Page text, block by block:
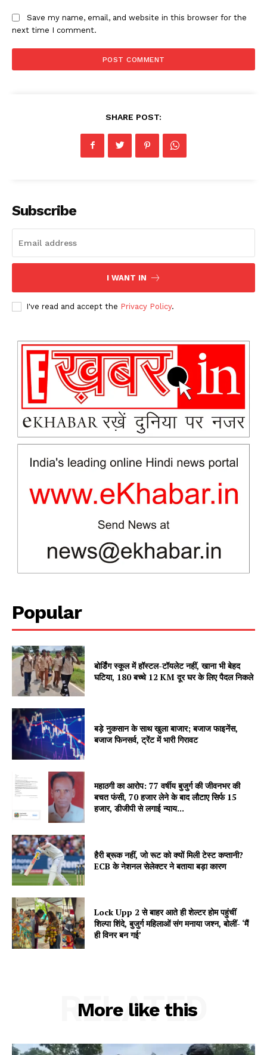
News Week
Magazine PRO
SUBSCRIBE NOW
Company
Subscription Plans
My account
Save my name, email, and website in this browser for the
next time I comment.
SHARE POST:
Subscribe
I WANT IN
I've read and accept the Privacy Policy.
Popular
बोर्डिंग स्कूल में हॉस्टल-टॉयलेट नहीं, खाना भी बेहद
घटिया, 180 बच्चे 12 KM दूर घर के लिए पैदल निकले
बड़े नुकसान के साथ खुला बाजार; बजाज फाइनेंस,
बजाज फिनसर्व, ट्रेंट में भारी गिरावट
महाठगी का आरोप: 77 वर्षीय बुजुर्ग की जीवनभर की
बचत फंसी, 70 हजार लेने के बाद लौटाए सिर्फ 15
हजार, डीजीपी से लगाई न्याय...
हैरी ब्रूक नहीं, जो रूट को क्यों मिली टेस्ट कप्तानी?
ECB के नेशनल सेलेक्टर ने बताया बड़ा कारण
Lock Upp 2 से बाहर आते ही शेल्टर होम पहुंचीं
शिल्पा शिंदे, बुजुर्ग महिलाओं संग मनाया जश्न, बोलीं- ‘मैं
ही विनर बन गई’
More like this
RELATED